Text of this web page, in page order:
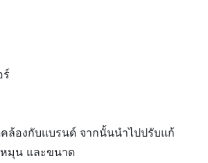
ร์
ล้องกับแบรนด์ จากนั้นนำไปปรับแก้
มุน และขนาด